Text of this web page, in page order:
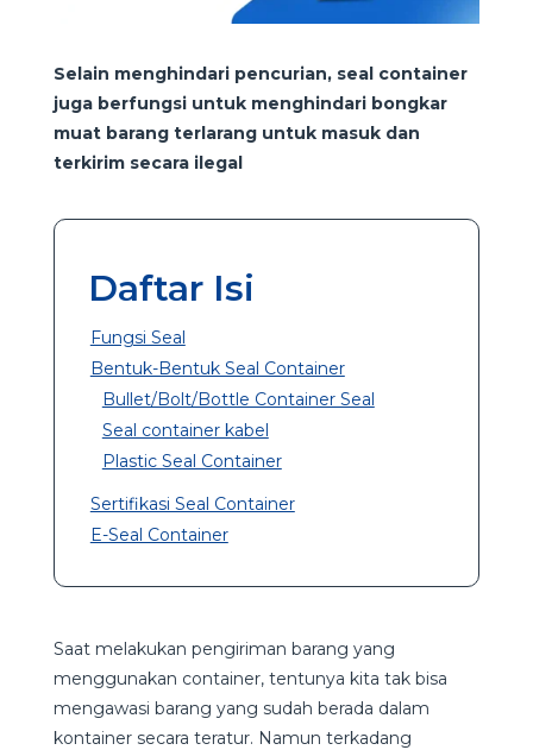
Selain menghindari pencurian, seal container
juga berfungsi untuk menghindari bongkar
muat barang terlarang untuk masuk dan
terkirim secara ilegal
Daftar Isi
Fungsi Seal
Bentuk-Bentuk Seal Container
Bullet/Bolt/Bottle Container Seal
Seal container kabel
Plastic Seal Container
Sertifikasi Seal Container
E-Seal Container
Saat melakukan pengiriman barang yang
menggunakan container, tentunya kita tak bisa
mengawasi barang yang sudah berada dalam
kontainer secara teratur. Namun terkadang